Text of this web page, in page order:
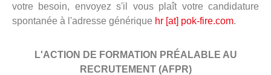
votre besoin, envoyez s'il vous plaît votre candidature
spontanée à l'adresse générique hr [at] pok-fire.com.
L'ACTION DE FORMATION PRÉALABLE AU
RECRUTEMENT (AFPR)